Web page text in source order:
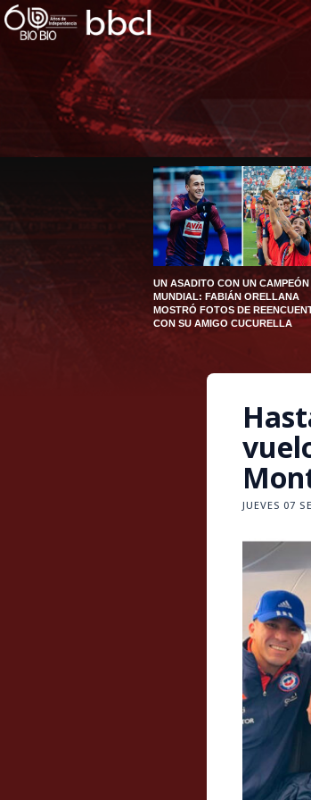
UN ASADITO CON UN CAMPEÓN
MUNDIAL: FABIÁN ORELLANA
MOSTRÓ FOTOS DE
CON SU AMIGO CUCURELLA
JUEVES 07